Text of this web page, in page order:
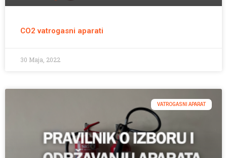
CO2 vatrogasni aparati
30 Maja, 2022
VATROGASNI APARAT